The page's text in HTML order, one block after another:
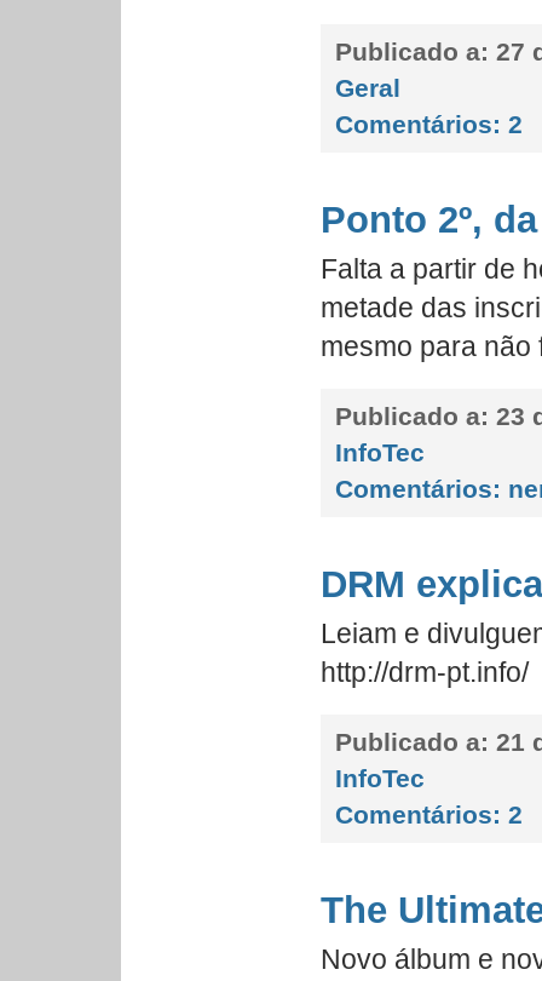
Publicado a: 27
Geral
Comentários: 2
Ponto 2º,
Falta a partir de
metade das
mesmo para
Publicado a: 23
InfoTec
Comentários:
DRM
Leiam e
http://drm-pt.info/
Publicado a: 21
InfoTec
Comentários: 2
The
Novo álbum e